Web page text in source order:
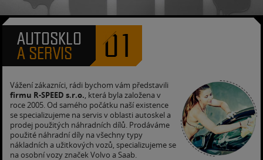
AUTOSKLO
A SERVIS 01
Vážení zákazníci, rádi bychom vám představili
firmu R-SPEED s.r.o. , která byla založena v
roce 2005. Od samého počátku naší existence
se specializujeme na servis v oblasti autoskel a
prodej použitých náhradních dílů. Prodáváme
použité náhradní díly na všechny typy
nákladních a užitkových vozů, specializujeme se
na osobní vozy značek Volvo a Saab.